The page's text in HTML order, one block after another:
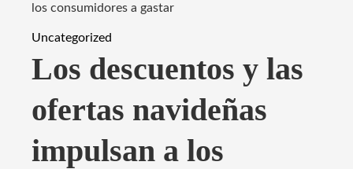
los consumidores a gastar
Uncategorized
Los descuentos y las
ofertas navideñas
impulsan a los